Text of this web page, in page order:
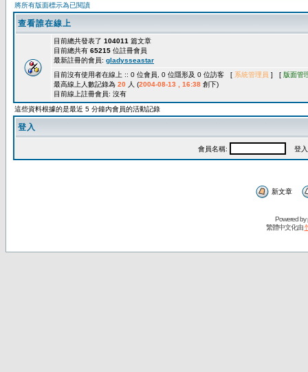
將所有版面標示為已閱讀
查看誰在線上
目前總共發表了 104011 篇文章
目前總共有 65215 位註冊會員
最新註冊的會員: gladysseastar
目前沒有使用者在線上 :: 0 位會員, 0 位隱形及 0 位訪客 [ 系統管理員 ] [ 版面管
最高線上人數記錄為 20 人 (2004-08-13 , 16:38 創下)
目前線上註冊會員: 沒有
這些資料根據的是最近 5 分鐘內會員的活動記錄
登入
會員名稱: 登入
新文章
Powered by
繁體中文化由